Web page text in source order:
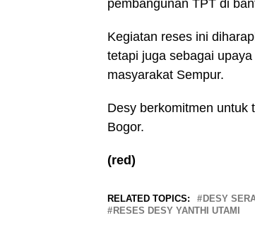
pembangunan TPT di
Kegiatan reses ini
tetapi juga sebagai
masyarakat Sempur.
Desy berkomitmen untuk
Bogor.
(red)
RELATED TOPICS: DESY
RESES DESY YANTHI UTAMI